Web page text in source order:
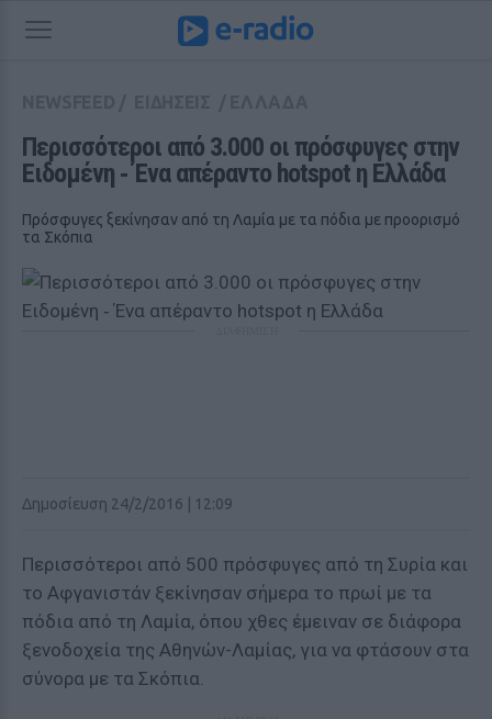
Περισσότεροι από 3.000 οι πρόσφυγες στην
Ειδομένη ‑ Ένα απέραντο hotspot η Ελλάδα
Πρόσφυγες ξεκίνησαν από τη Λαμία με τα πόδια με προορισμό
τα Σκόπια
Δημοσίευση 24/2/2016 | 12:09
Περισσότεροι από 500 πρόσφυγες από τη Συρία και
το Αφγανιστάν ξεκίνησαν σήμερα το πρωί με τα
πόδια από τη Λαμία, όπου χθες έμειναν σε διάφορα
ξενοδοχεία της Αθηνών-Λαμίας, για να φτάσουν στα
σύνορα με τα Σκόπια.